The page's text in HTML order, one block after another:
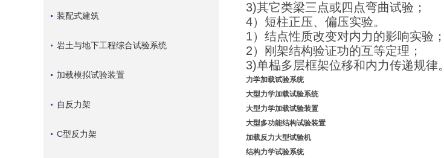
装配式建筑
岩土与地下工程综合试验系统
加载模拟试验装置
自反力架
C型反力架
3)其它类梁三点或四点弯曲试验；
4）短柱正压、偏压实验。
1）结点性质改变对内力的影响实验；
2）刚架结构验证功的互等定理；
3)单榀多层框架位移和内力传递规律。
力学加载试验系统
大型力学加载试验系统
大型力学加载试验装置
大型多功能结构试验装置
加载反力大型试验机
结构力学试验系统